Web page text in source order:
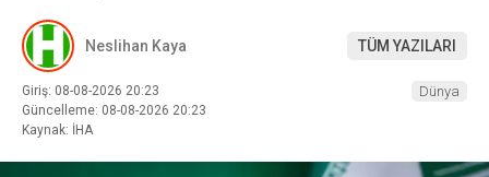
Neslihan Kaya TÜM YAZILARI
Giriş: 08-08-2026 20:23
Güncelleme: 08-08-2026 20:23
Kaynak: İHA
Dünya